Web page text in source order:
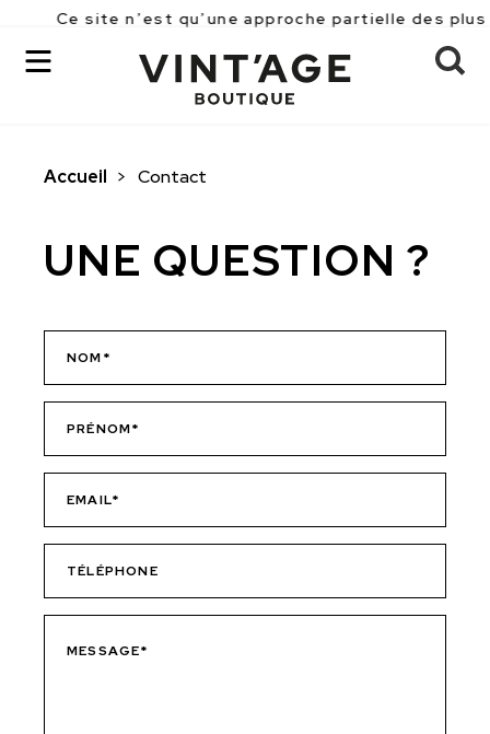
Ce site n’est qu’une approche partielle des
Accueil > Contact
UNE QUESTION ?